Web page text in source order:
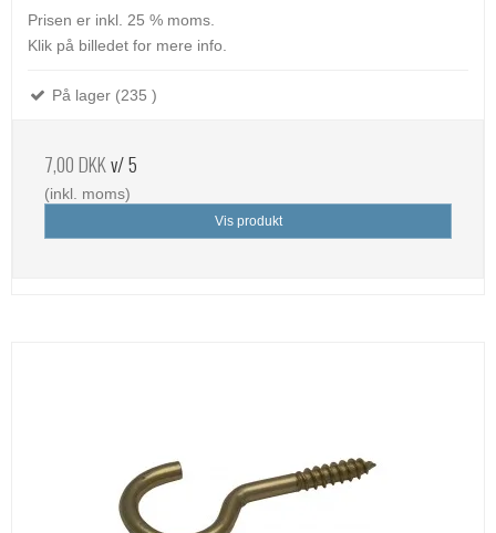
Prisen er inkl. 25 % moms.
Klik på billedet for mere info.
På lager (235 )
7,00 DKKv/ 5
(inkl. moms)
Vis produkt